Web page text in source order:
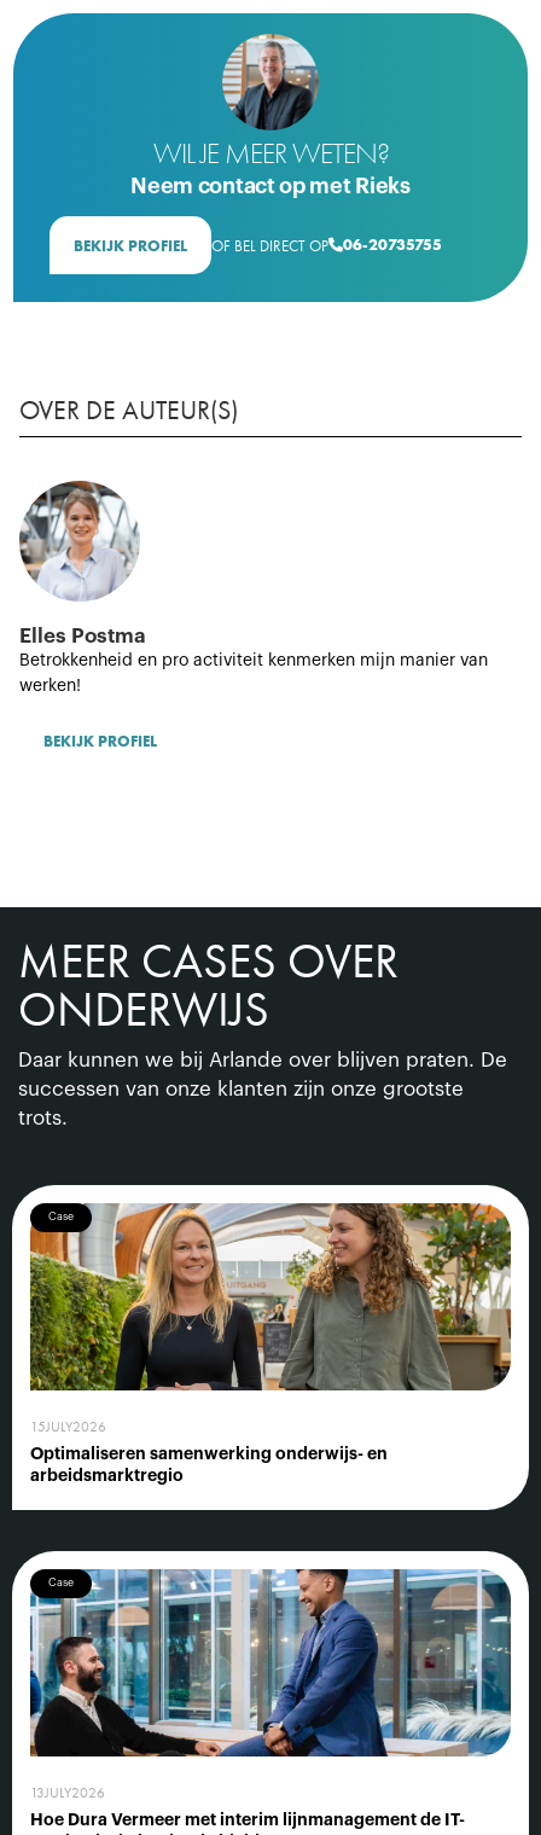
WIL JE MEER WETEN?
Neem contact op met Rieks
BEKIJK PROFIEL OF BEL DIRECT OP06-20735755
OVER DE AUTEUR(S)
Elles Postma
Betrokkenheid en pro activiteit kenmerken mijn manier van
werken!
BEKIJK PROFIEL
MEER CASES OVER
ONDERWIJS
Daar kunnen we bij Arlande over blijven praten. De
successen van onze klanten zijn onze grootste
trots.
Case
15JULY2026
Optimaliseren samenwerking onderwijs- en
arbeidsmarktregio
Case
13JULY2026
Hoe Dura Vermeer met interim lijnmanagement de IT-